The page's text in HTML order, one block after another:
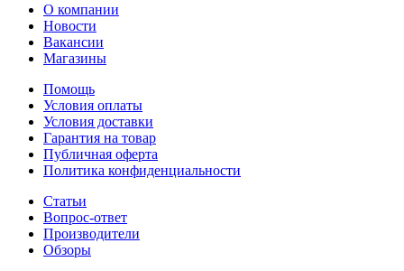
О компании
Новости
Вакансии
Магазины
Помощь
Условия оплаты
Условия доставки
Гарантия на товар
Публичная оферта
Политика конфиденциальности
Статьи
Вопрос-ответ
Производители
Обзоры